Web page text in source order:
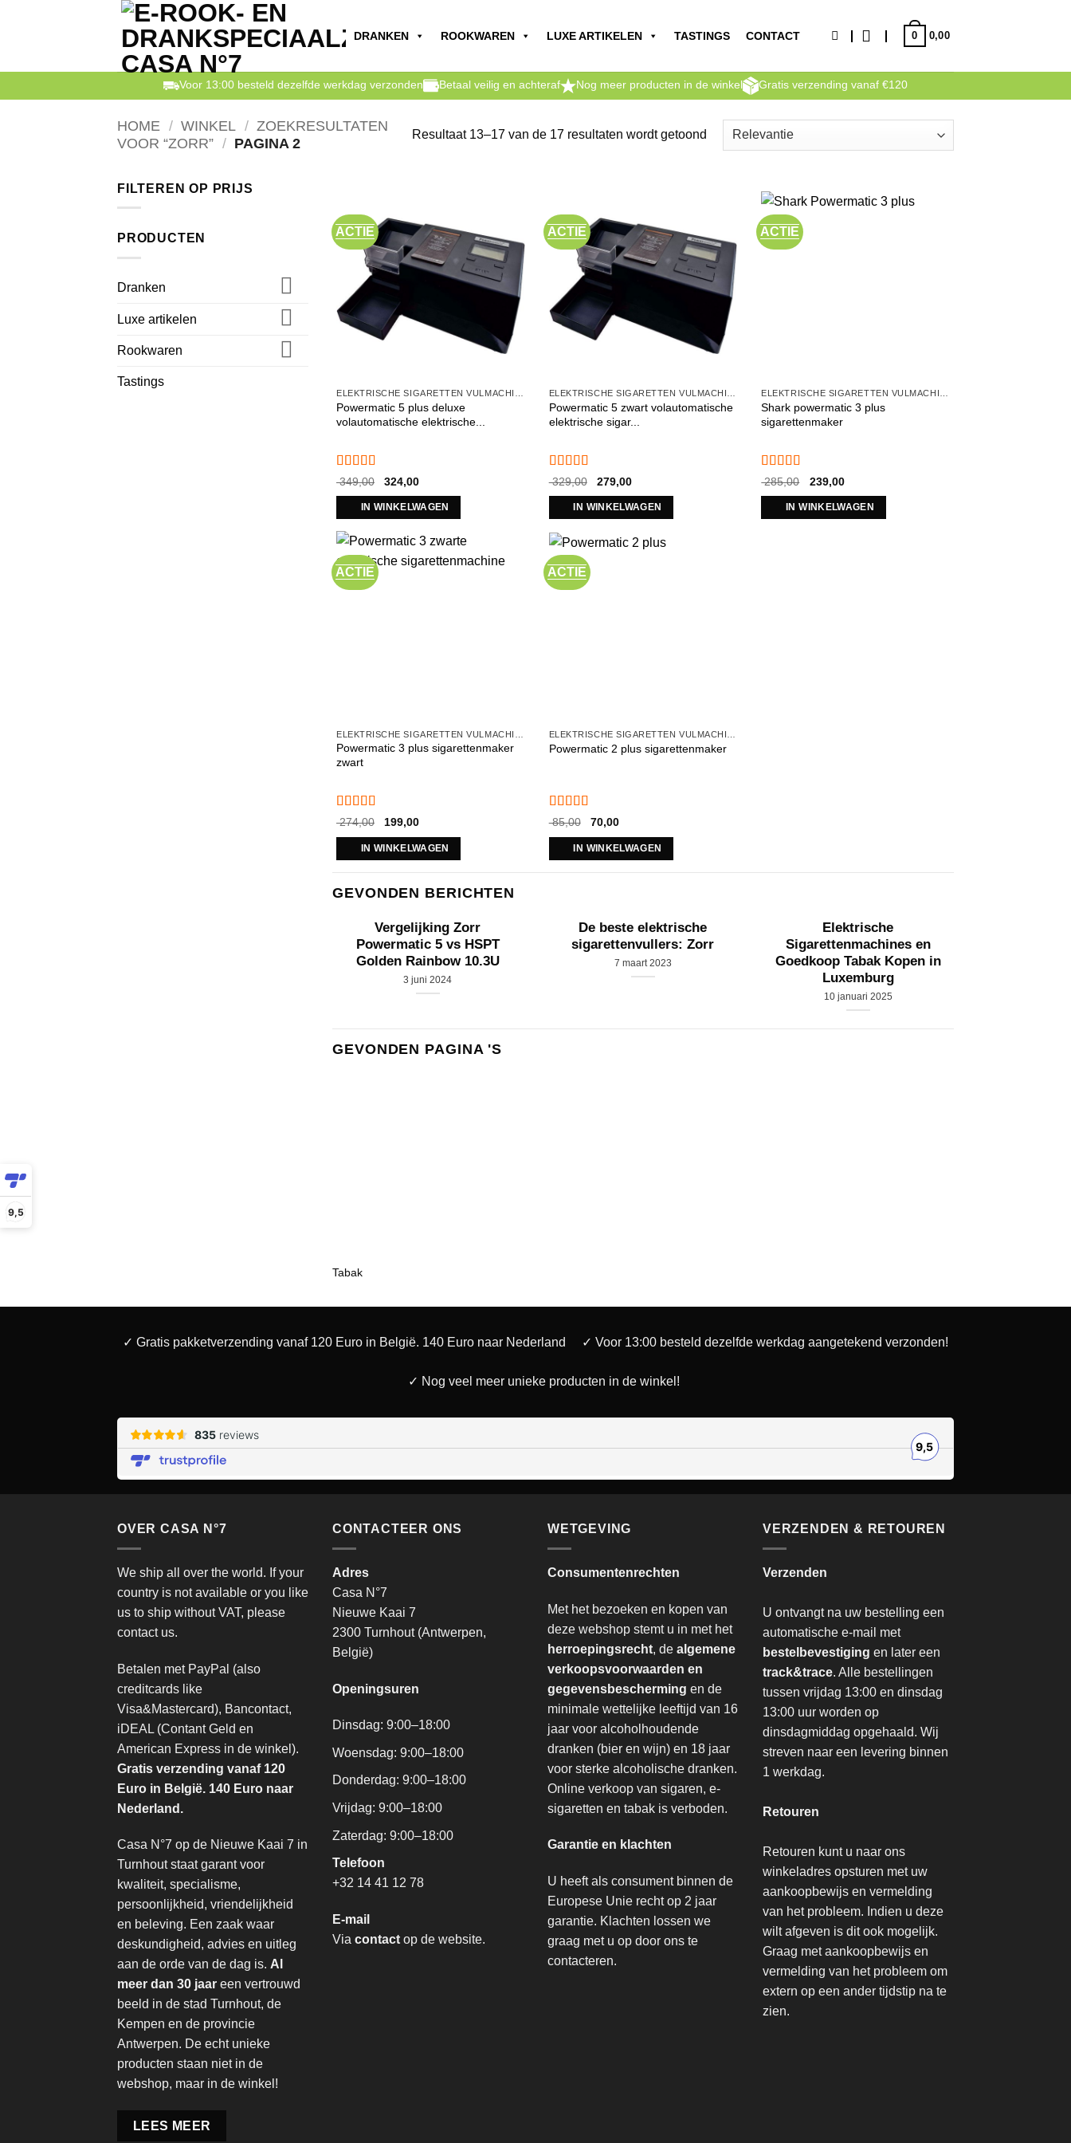
9,5
DRANKEN ROOKWAREN LUXE ARTIKELEN TASTINGS CONTACT 0,00
0
Voor 13:00 besteld dezelfde werkdag verzonden Betaal veilig en achteraf Nog meer producten in de winkel Gratis verzending vanaf €120
HOME / WINKEL / ZOEKRESULTATEN
VOOR “ZORR” / PAGINA 2
Resultaat 13–17 van de 17 resultaten wordt getoondGesorteerd
FILTEREN OP PRIJS
PRODUCTEN
Dranken
Luxe artikelen
Rookwaren
Tastings
ACTIE
Powermatic 5 plus deluxe
volautomatische elektrische...
Gewaardeerd
349,00
Oorspronkelijke
was:
€ 349,00.
324,00Huidige
is:
€ 324,00.
IN WINKELWAGEN
ACTIE
Powermatic 5 zwart volautomatische
elektrische sigar...
Gewaardeerd
329,00
Oorspronkelijke
was:
€ 329,00.
279,00Huidige
is:
€ 279,00.
IN WINKELWAGEN
ACTIE
Shark powermatic 3 plus
sigarettenmaker
Gewaardeerd
285,00
Oorspronkelijke
was:
€ 285,00.
239,00Huidige
is:
€ 239,00.
IN WINKELWAGEN
ACTIE
Powermatic 3 plus sigarettenmaker
zwart
Gewaardeerd
274,00
Oorspronkelijke
was:
€ 274,00.
199,00Huidige
is:
€ 199,00.
IN WINKELWAGEN
ACTIE
Powermatic 2 plus sigarettenmaker
Gewaardeerd
85,00
Oorspronkelijke
was:
€ 85,00.
70,00Huidige
is:
€ 70,00.
IN WINKELWAGEN
GEVONDEN BERICHTEN
Vergelijking Zorr
Powermatic 5 vs HSPT
Golden Rainbow 10.3U
3 juni 2024
De beste elektrische
sigarettenvullers: Zorr
7 maart 2023
Elektrische
Sigarettenmachines en
Goedkoop Tabak Kopen in
Luxemburg
10 januari 2025
GEVONDEN PAGINA 'S
Tabak
✓ Gratis pakketverzending vanaf 120 Euro in België. 140 Euro naar Nederland ✓ Voor 13:00 besteld dezelfde werkdag aangetekend verzonden!
✓ Nog veel meer unieke producten in de winkel!
OVER CASA N°7
We ship all over the world. If your
country is not available or you like
us to ship without VAT, please
contact us.
Betalen met PayPal (also
creditcards like
Visa&Mastercard), Bancontact,
iDEAL (Contant Geld en
American Express in de winkel).
Gratis verzending vanaf 120
Euro in België. 140 Euro naar
Nederland.
Casa N°7 op de Nieuwe Kaai 7 in
Turnhout staat garant voor
kwaliteit, specialisme,
persoonlijkheid, vriendelijkheid
en beleving. Een zaak waar
deskundigheid, advies en uitleg
aan de orde van de dag is. Al
meer dan 30 jaar een vertrouwd
beeld in de stad Turnhout, de
Kempen en de provincie
Antwerpen. De echt unieke
producten staan niet in de
webshop, maar in de winkel!
LEES MEER
CONTACTEER ONS
Adres
Casa N°7
Nieuwe Kaai 7
2300 Turnhout (Antwerpen,
België)
Openingsuren
Dinsdag: 9:00–18:00
Woensdag: 9:00–18:00
Donderdag: 9:00–18:00
Vrijdag: 9:00–18:00
Zaterdag: 9:00–18:00
Telefoon
+32 14 41 12 78
E-mail
Via contact op de website.
WETGEVING
Consumentenrechten
Met het bezoeken en kopen van
deze webshop stemt u in met het
herroepingsrecht, de algemene
verkoopsvoorwaarden en
gegevensbescherming en de
minimale wettelijke leeftijd van 16
jaar voor alcoholhoudende
dranken (bier en wijn) en 18 jaar
voor sterke alcoholische dranken.
Online verkoop van sigaren, e-
sigaretten en tabak is verboden.
Garantie en klachten
U heeft als consument binnen de
Europese Unie recht op 2 jaar
garantie. Klachten lossen we
graag met u op door ons te
contacteren.
VERZENDEN & RETOUREN
Verzenden
U ontvangt na uw bestelling een
automatische e-mail met
bestelbevestiging en later een
track&trace. Alle bestellingen
tussen vrijdag 13:00 en dinsdag
13:00 uur worden op
dinsdagmiddag opgehaald. Wij
streven naar een levering binnen
1 werkdag.
Retouren
Retouren kunt u naar ons
winkeladres opsturen met uw
aankoopbewijs en vermelding
van het probleem. Indien u deze
wilt afgeven is dit ook mogelijk.
Graag met aankoopbewijs en
vermelding van het probleem om
extern op een ander tijdstip na te
zien.